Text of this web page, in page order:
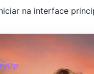
na interface